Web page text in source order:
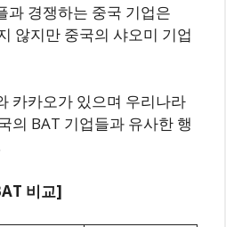
과 경쟁하는 중국 기업은
않지만 중국의 샤오미 기업
카카오가 있으며 우리나라
의 BAT 기업들과 유사한 행
비교]